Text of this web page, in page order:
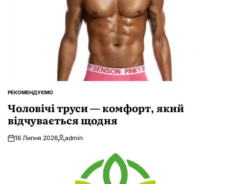
ОПУБЛІКУВАТИ
РЕКОМЕНДУЄМО
Чоловічі труси — комфорт, який
відчувається щодня
16 Липня 2026Опубліковано
admin